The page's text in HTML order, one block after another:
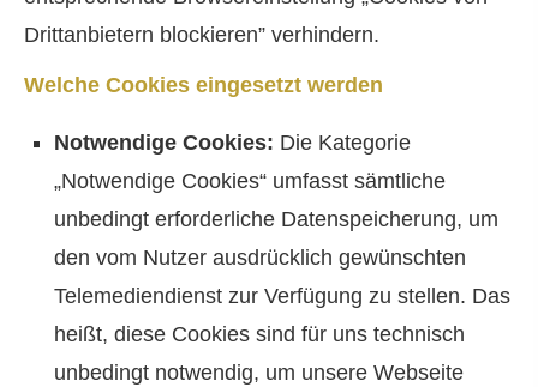
Drittanbietern blockieren” verhindern.
Welche Cookies eingesetzt werden
Notwendige Cookies: Die Kategorie
„Notwendige Cookies“ umfasst sämtliche
unbedingt erforderliche Datenspeicherung, um
den vom Nutzer ausdrücklich gewünschten
Telemediendienst zur Verfügung zu stellen. Das
heißt, diese Cookies sind für uns technisch
unbedingt notwendig, um unsere Webseite